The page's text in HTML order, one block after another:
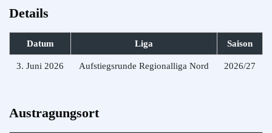
Details
Datum Liga Saison
3. Juni 2026 Aufstiegsrunde Regionalliga Nord 2026/27
Austragungsort